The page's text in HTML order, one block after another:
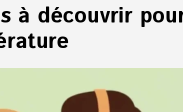
à découvrir